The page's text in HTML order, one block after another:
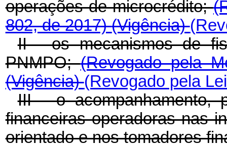
operações de microcrédito;
802, de 2017)(Vigência)
II - os mecanismos de
PNMPO;(Revogado pela
(Vigência)(Revogado pela
III - o acompanhamento,
financeiras operadoras nas
orientado e nos tomadores